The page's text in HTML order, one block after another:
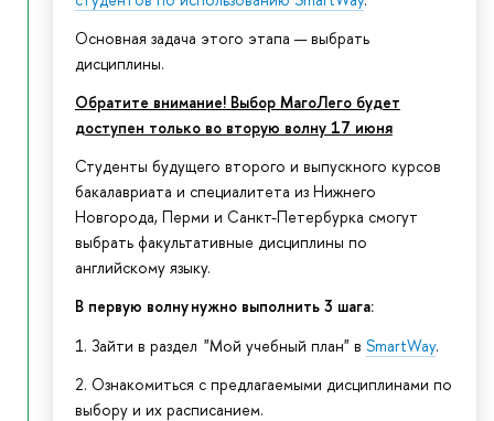
Основная задача этого этапа — выбрать
дисциплины.
Обратите внимание! Выбор МагоЛего будет
доступен только во вторую волну 17 июня
Студенты будущего второго и выпускного курсов
бакалавриата и специалитета из Нижнего
Новгорода, Перми и Санкт-Петербурка смогут
выбрать факультативные дисциплины по
английскому языку.
В первую волну нужно выполнить 3 шага:
1. Зайти в раздел "Мой учебный план" в SmartWay.
2. Ознакомиться с предлагаемыми дисциплинами по
выбору и их расписанием.